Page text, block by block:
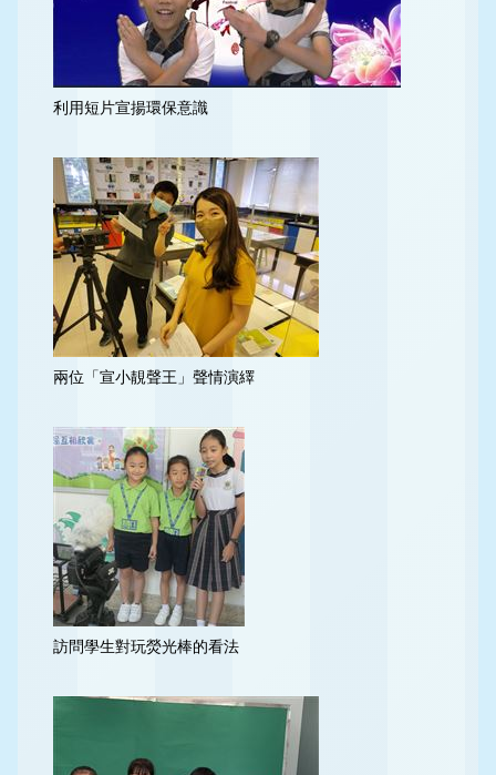
利用短片宣揚環保意識
兩位「宣小靚聲王」聲情演繹
訪問學生對玩熒光棒的看法